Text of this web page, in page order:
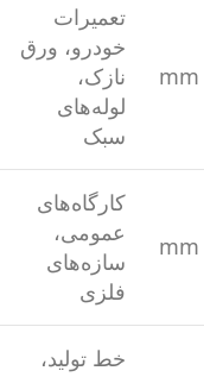
تعمیرات
خودرو، ورق
نازک،
لوله‌های
سبک
کارگاه‌های
عمومی،
سازه‌های
فلزی
خط تولید،